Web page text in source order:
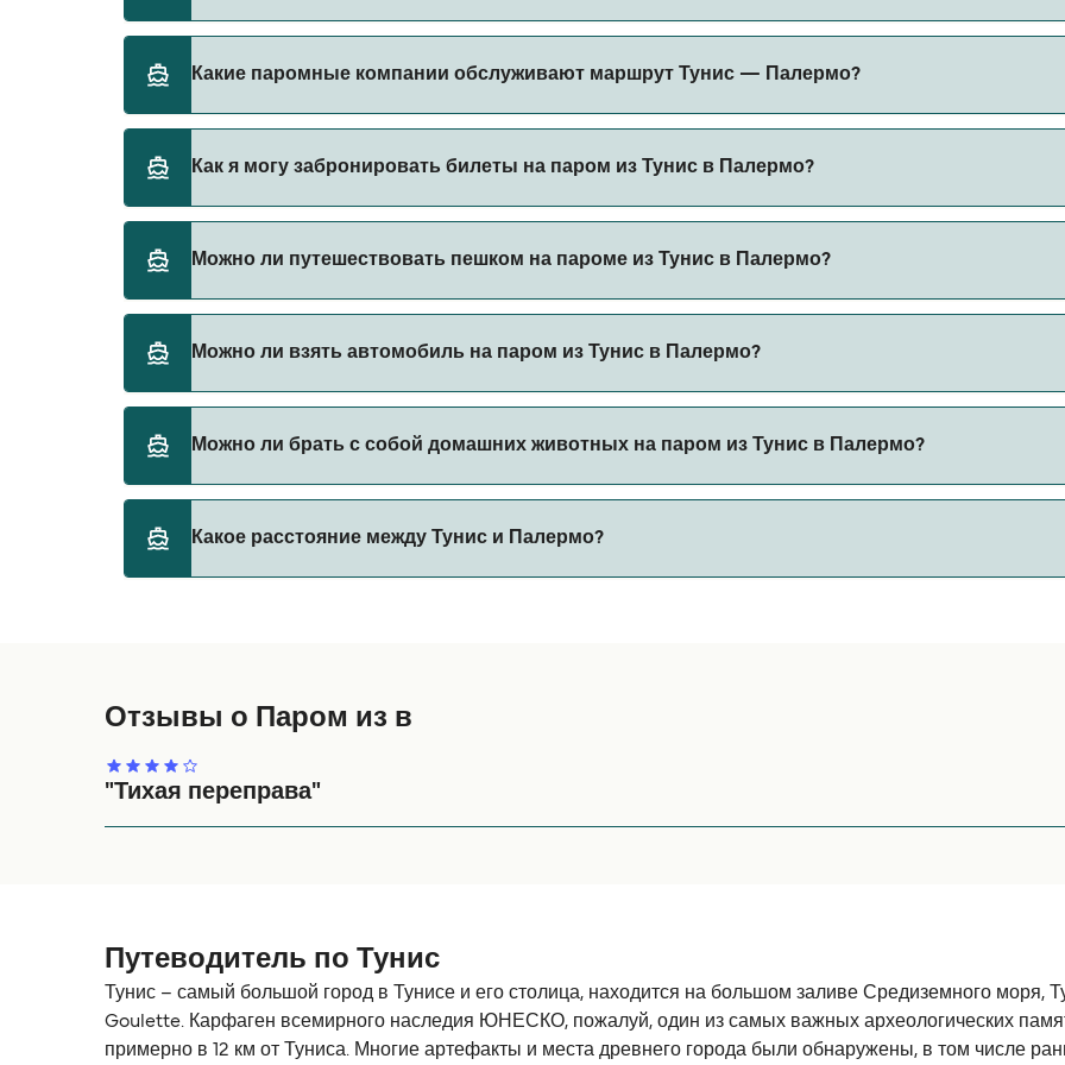
указана без учета сборов за бронирование.
Какие паромные компании обслуживают маршрут Тунис — Палермо?
Как я могу забронировать билеты на паром из Тунис в Палермо?
паромы.
Можно ли путешествовать пешком на пароме из Тунис в Палермо?
Можно ли взять автомобиль на паром из Тунис в Палермо?
Можно ли брать с собой домашних животных на паром из Тунис в Палермо?
правилами перевозки животных у операторов парома. В настоящее время вы можете брать животных
Какое расстояние между Тунис и Палермо?
Отзывы о Паром из в
"Тихая переправа"
Путеводитель по Тунис
Тунис – самый большой город в Тунисе и его столица, находится на большом заливе Средиземного моря,
Goulette. Карфаген всемирного наследия ЮНЕСКО, пожалуй, один из самых важных археологических
примерно в 12 км от Туниса. Многие артефакты и места древнего города были обнаружены, в том числе